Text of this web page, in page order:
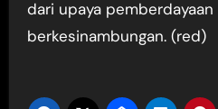
dari upaya
berkesinambungan. (red)